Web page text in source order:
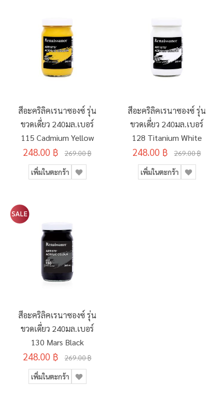
สีอะคริลิคเรนาซองซ์ รุ่น
ขวดเดี่ยว 240มล.เบอร์
115 Cadmium Yellow
248.00 ฿ 269.00 ฿
เพิ่มในตะกร้า
สีอะคริลิคเรนาซองซ์ รุ่น
ขวดเดี่ยว 240มล.เบอร์
128 Titanium White
248.00 ฿ 269.00 ฿
เพิ่มในตะกร้า
สีอะคริลิคเรนาซองซ์ รุ่น
ขวดเดี่ยว 240มล.เบอร์
130 Mars Black
248.00 ฿ 269.00 ฿
เพิ่มในตะกร้า